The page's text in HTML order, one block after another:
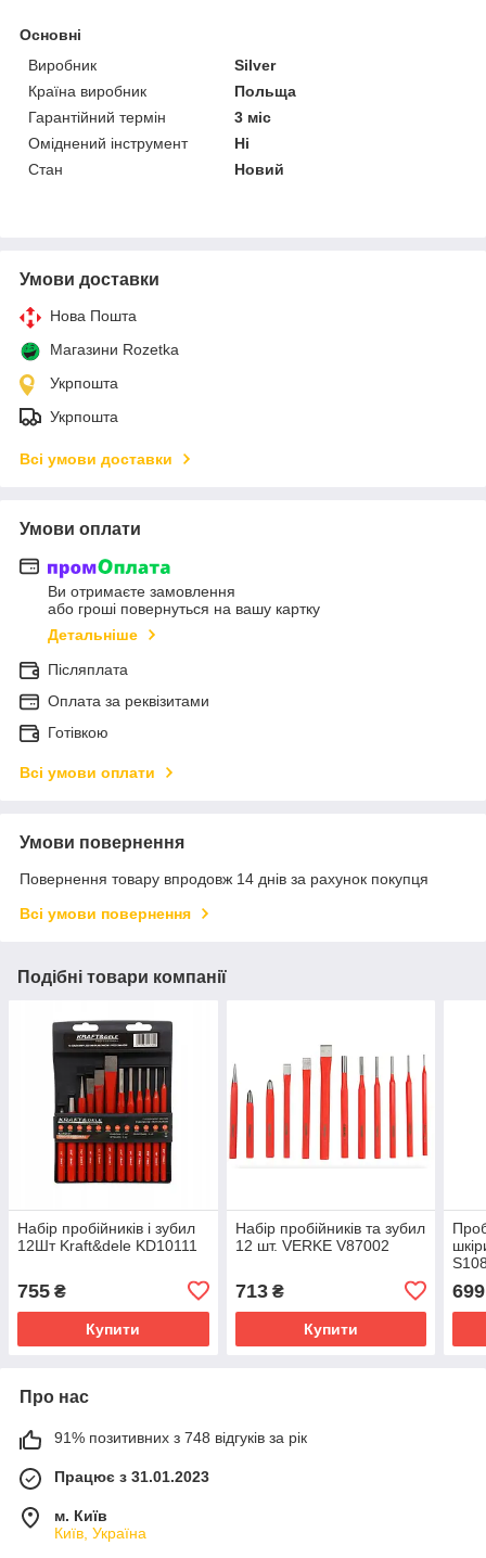
Основні
Виробник
Silver
Країна виробник
Польща
Гарантійний термін
3 міс
Оміднений інструмент
Ні
Стан
Новий
Умови доставки
Нова Пошта
Магазини Rozetka
Укрпошта
Укрпошта
Всі умови доставки
Умови оплати
Ви отримаєте замовлення
або гроші повернуться на вашу картку
Детальніше
Післяплата
Оплата за реквізитами
Готівкою
Всі умови оплати
Умови повернення
Повернення товару впродовж 14 днів за рахунок покупця
Всі умови повернення
Подібні товари компанії
Набір пробійників і зубил
12Шт Kraft&dele KD10111
755 ₴
Купити
Набір пробійників та зубил
12 шт. VERKE V87002
713₴
Купити
699
Про нас
91% позитивних з 748 відгуків за рік
Працює з 31.01.2023
м. Київ
Київ, Україна